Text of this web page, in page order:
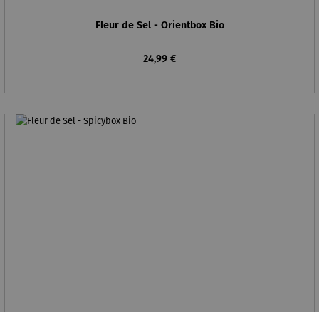
Fleur de Sel - Orientbox Bio
Regulärer Preis:
24,99 €